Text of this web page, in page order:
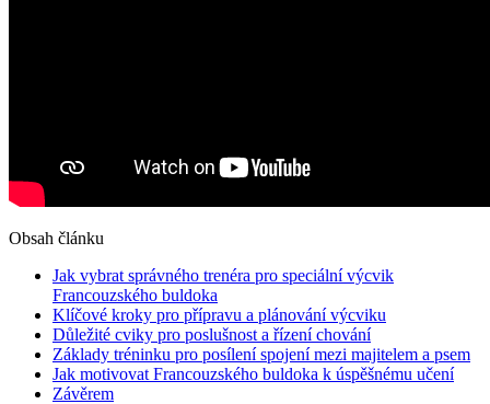
Obsah článku
Jak vybrat správného trenéra pro speciální výcvik
⁤Francouzského buldoka
Klíčové kroky pro přípravu a plánování výcviku
Důležité cviky pro poslušnost a řízení chování
Základy tréninku pro posílení spojení​ mezi majitelem a ‌psem
Jak motivovat Francouzského ⁤buldoka k úspěšnému učení
Závěrem